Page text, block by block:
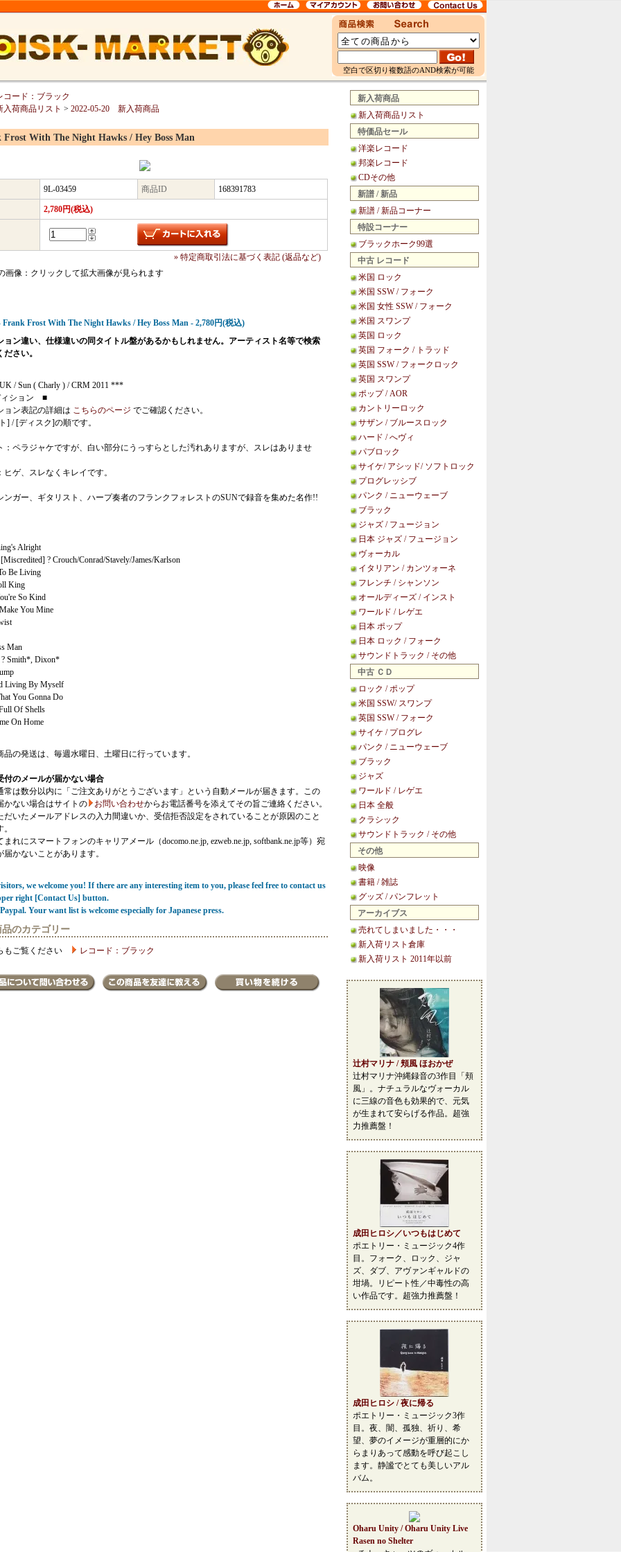
空白で区切り複数語のAND検索が可能
新入荷商品
新入荷商品リスト
特価品セール
洋楽レコード
邦楽レコード
CDその他
新譜 / 新品
新譜 / 新品コーナー
特設コーナー
ブラックホーク99選
中古 レコード
米国 ロック
米国 SSW / フォーク
米国 女性 SSW / フォーク
米国 スワンプ
英国 ロック
英国 フォーク / トラッド
英国 SSW / フォークロック
英国 スワンプ
ポップ / AOR
カントリーロック
サザン / ブルースロック
ハード / へヴィ
パブロック
サイケ/ アシッド/ ソフトロック
プログレッシブ
パンク / ニューウェーブ
ブラック
ジャズ / フュージョン
日本 ジャズ / フュージョン
ヴォーカル
イタリアン / カンツォーネ
フレンチ / シャンソン
オールディーズ / インスト
ワールド / レゲエ
日本 ポップ
日本 ロック / フォーク
サウンドトラック / その他
中古 ＣＤ
ロック / ポップ
米国 SSW/ スワンプ
英国 SSW / フォーク
サイケ / プログレ
パンク / ニューウェーブ
ブラック
ジャズ
ワールド / レゲエ
日本 全般
クラシック
サウンドトラック / その他
その他
映像
書籍 / 雑誌
グッズ / パンフレット
アーカイブス
売れてしまいました・・・
新入荷リスト倉庫
新入荷リスト 2011年以前
辻村マリナ / 頬風 ほおかぜ
辻村マリナ沖縄録音の3作目「頬
風」。ナチュラルなヴォーカル
に三線の音色も効果的で、元気
が生まれて安らげる作品。超強
力推薦盤！
成田ヒロシ／いつもはじめて
ポエトリー・ミュージック4作
目。フォーク、ロック、ジャ
ズ、ダブ、アヴァンギャルドの
坩堝。リピート性／中毒性の高
い作品です。超強力推薦盤！
成田ヒロシ / 夜に帰る
ポエトリー・ミュージック3作
目。夜、闇、孤独、祈り、希
望、夢のイメージが重層的にか
らまりあって感動を呼び起こし
ます。静謐でとても美しいアル
バム。
Oharu Unity / Oharu Unity Live
Rasen no Shelter
コード：ブラック
入荷商品リスト > 2022-05-20 新入荷商品
Frost With The Night Hawks / Hey Boss Man
9L-03459 商品ID 168391783
2,780円(税込)
» 特定商取引法に基づく表記 (返品など)
画像：クリックして拡大画像が見られます
Frank Frost With The Night Hawks / Hey Boss Man - 2,780円(税込)
ョン違い、仕様違いの同タイトル盤があるかもしれません。アーティスト名等で検索
さい。
/ Sun ( Charly ) / CRM 2011 ***
ション ■
ョン表記の詳細は こちらのページ でご確認ください。
] / [ディスク]の順です。
：ペラジャケですが、白い部分にうっすらとした汚れありますが、スレはありませ
ヒゲ、スレなくキレイです。
ンガー、ギタリスト、ハープ奏者のフランクフォレストのSUNで録音を集めた名作!!
Alright
? Crouch/Conrad/Stavely/James/Karlson
Be Living
King
So Kind
You Mine
Man
Smith*, Dixon*
Living By Myself
You Gonna Do
Of Shells
On Home
の発送は、毎週水曜日、土曜日に行っています。
のメールが届かない場合
常は数分以内に「ご注文ありがとうございます」という自動メールが届きます。この
かない場合はサイトの
お問い合わせからお電話番号を添えてその旨ご連絡ください。
だいたメールアドレスの入力間違いか、受信拒否設定をされていることが原因のこと
れにスマートフォンのキャリアメール（docomo.ne.jp, ezweb.ne.jp, softbank.ne.jp等）宛
届かないことがあります。
we welcome you! If there are any interesting item to you, please feel free to contact us
right [Contact Us] button.
Your want list is welcome especially for Japanese press.
のカテゴリー
もご覧ください レコード：ブラック